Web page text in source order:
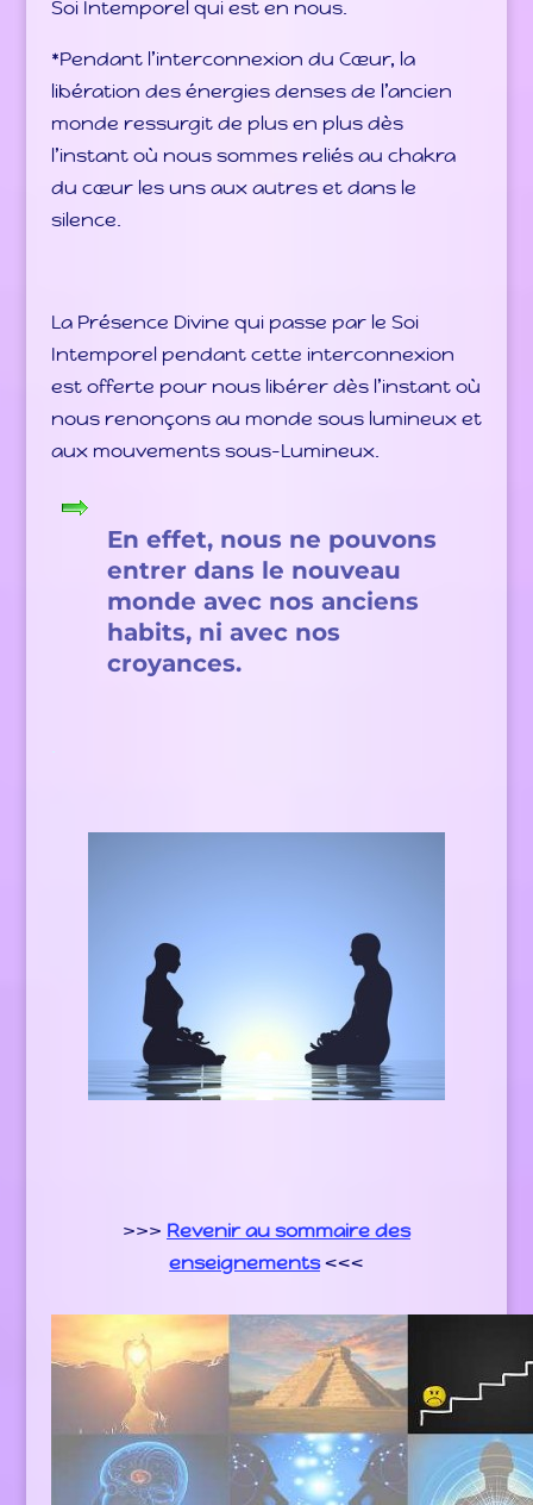
Soi Intemporel qui est en nous.
*Pendant l’interconnexion du Cœur, la
libération des énergies denses de l’ancien
monde ressurgit de plus en plus dès
l’instant où nous sommes reliés au chakra
du cœur les uns aux autres et dans le
silence.
La Présence Divine qui passe par le Soi
Intemporel pendant cette interconnexion
est offerte pour nous libérer dès l’instant où
nous renonçons au monde sous lumineux et
aux mouvements sous-Lumineux.
En effet, nous ne pouvons
entrer dans le nouveau
monde avec nos anciens
habits, ni avec nos
croyances.
.
>>> Revenir au sommaire des
enseignements<<<